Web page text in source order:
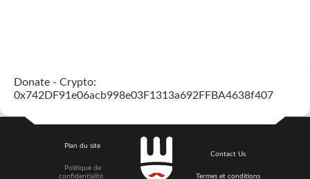
Donate - Crypto:
0x742DF91e06acb998e03F1313a692FFBA4638f407
Plan du site
Politique de
confidentialité
Contact Us
Termes et conditions